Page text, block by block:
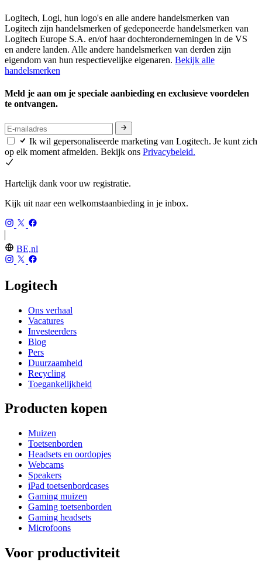
Logitech, Logi, hun logo's en alle andere handelsmerken van
Logitech zijn handelsmerken of gedeponeerde handelsmerken van
Logitech Europe S.A. en/of haar dochterondernemingen in de VS
en andere landen. Alle andere handelsmerken van derden zijn
eigendom van hun respectievelijke eigenaren. Bekijk alle
handelsmerken
Meld je aan om je speciale aanbieding en exclusieve voordelen
te ontvangen.
Ik wil gepersonaliseerde marketing van Logitech. Je kunt zich
op elk moment afmelden. Bekijk ons Privacybeleid.
Hartelijk dank voor uw registratie.
Kijk uit naar een welkomstaanbieding in je inbox.
BE,nl
Logitech
Ons verhaal
Vacatures
Investeerders
Blog
Pers
Duurzaamheid
Recycling
Toegankelijkheid
Producten kopen
Muizen
Toetsenborden
Headsets en oordopjes
Webcams
Speakers
iPad toetsenbordcases
Gaming muizen
Gaming toetsenborden
Gaming headsets
Microfoons
Voor productiviteit